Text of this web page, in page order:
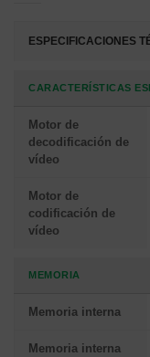
ESPECIFICACIONES
CARACTERÍSTICAS
Motor de
decodificación de
vídeo
Motor de
codificación de
vídeo
MEMORIA
Memoria interna
Memoria interna